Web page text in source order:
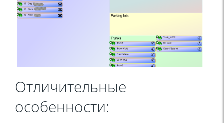
Отличительные
особенности: